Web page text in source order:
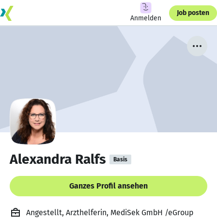
Anmelden
Job posten
Alexandra Ralfs Basis
Ganzes Profil ansehen
Angestellt, Arzthelferin, MediSek GmbH /eGroup